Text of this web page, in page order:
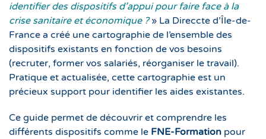
identifier des dispositifs d’appui pour faire face à la
crise sanitaire et économique ?» La Direccte d’Île-de-
France a créé une cartographie de l’ensemble des
dispositifs existants en fonction de vos besoins
(recruter, former vos salariés, réorganiser le travail).
Pratique et actualisée, cette cartographie est un
précieux support pour identifier les aides existantes.
Ce guide permet de découvrir et comprendre les
différents dispositifs comme le FNE-Formation pour